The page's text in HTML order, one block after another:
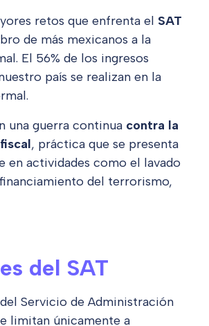
retos que enfrenta el SAT
de más mexicanos a la
El 56% de los ingresos
país se realizan en la
una guerra continua contra la
, práctica que se presenta
en actividades como el lavado
del terrorismo,
del SAT
Servicio de Administración
limitan únicamente a